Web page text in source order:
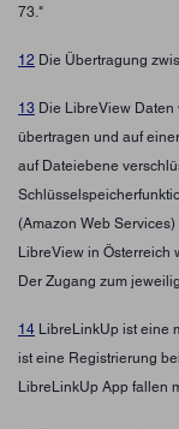
73."
12 Die Übertragung
13 Die LibreView
übertragen und auf
auf Dateiebene
(Amazon Web
LibreView in Österreich
Der Zugang zum
14 LibreLinkUp ist eine
ist eine Registrierung
LibreLinkUp App fallen